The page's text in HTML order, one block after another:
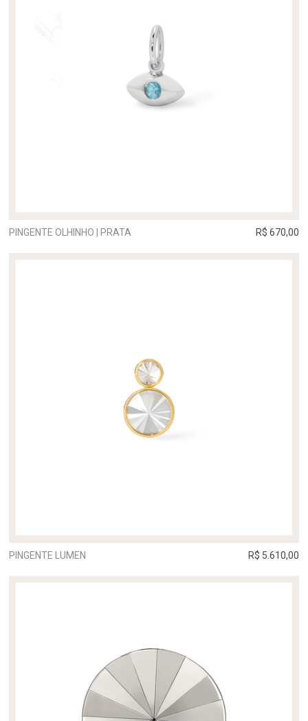
PINGENTE OLHINHO | PRATA R$ 670,00
PINGENTE LUMEN R$ 5.610,00